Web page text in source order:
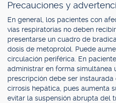
Precauciones y
En general, los pacientes con
vías respiratorias no deben
presentarse un cuadro de
dosis de metoprolol. Puede
circulación periférica. En
administrar en forma simultánea
prescripción debe ser
cirrosis hepática, pues aumenta
evitar la suspensión abrupta del